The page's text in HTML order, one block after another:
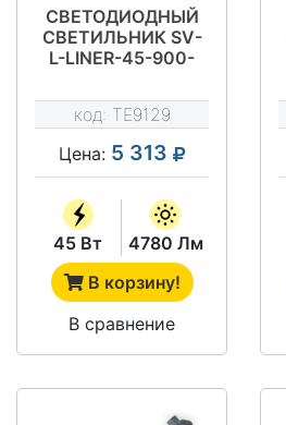
СВЕТОДИОДНЫЙ
СВЕТИЛЬНИК SV-
L-LINER-45-900-
код: TE9129
Цена: 5 313
45 Вт
4780 Лм
В корзину!
В сравнение